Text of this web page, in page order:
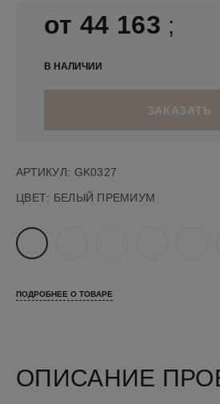
от 44 163 ;
В НАЛИЧИИ
ЗАКАЗАТЬ
АРТИКУЛ: GK0327
ЦВЕТ: БЕЛЫЙ ПРЕМИУМ
ПОДРОБНЕЕ О ТОВАРЕ
ОПИСАНИЕ